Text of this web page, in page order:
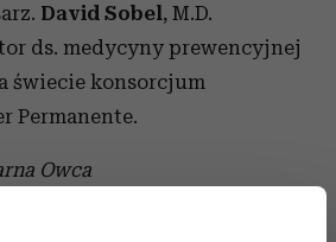
David Sobel, M.D.
ds. medycyny prewencyjnej
świecie konsorcjum
Permanente.
Owca